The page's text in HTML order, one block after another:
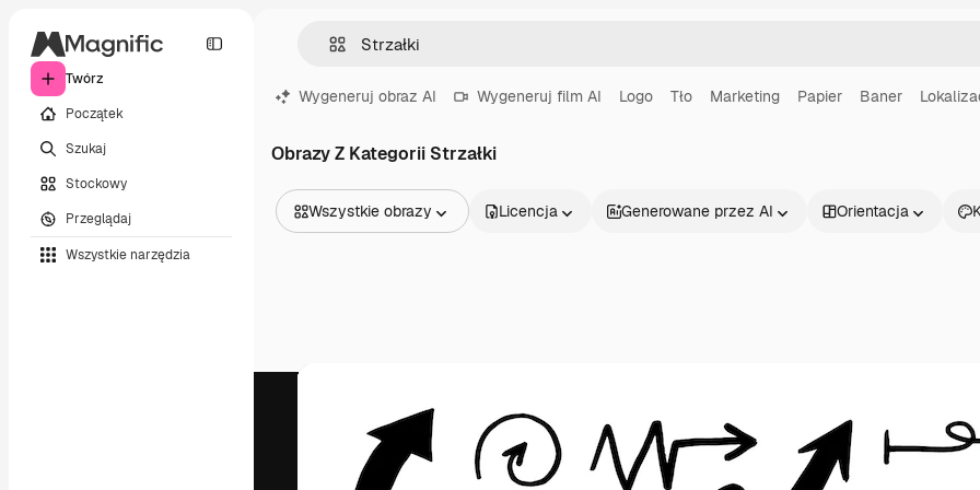
Twórz
Początek
Szukaj
Stockowy
Przeglądaj
Wszystkie narzędzia
Wygeneruj obraz AI Wygeneruj film AI Logo Tło Marketing Papier Baner
Obrazy Z Kategorii Strzałki
Wszystkie obrazy
Filmy
Szablony wideo
Licencja Generowane przez AI Orientacja